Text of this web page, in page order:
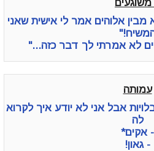
אלוהים אמר לי אישית שאני
לא אמרתי לך דבר כזה..."
עמותה
אבל אני לא יודע איך לקרוא
לה
- אקים*
- גאון!